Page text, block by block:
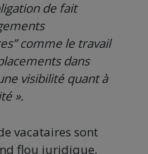
de fait
comme le travail
dans
visibilité quant à
».
vacataires sont
flou juridique,